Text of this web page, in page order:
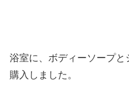
浴室に、ボディーソープ
購入しました。